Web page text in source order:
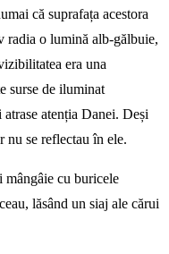
că suprafața acestora
radia o lumină alb-gălbuie,
era una
surse de iluminat
atenția Danei. Deși
nu se reflectau în ele.
mângâie cu buricele
lăsând un siaj ale cărui